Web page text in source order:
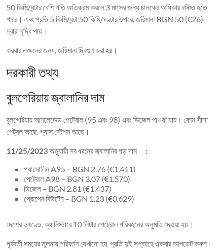
50 কিমি/ঘন্টার বেশি গতি অতিক্রম করলে 3 মাসের জন্য চালকের অধিকার বঞ্চিত হতে
পারে। এবং প্রতি 5 কিমি/ঘন্টা 50 কিমি/ঘণ্টার উপরে, জরিমানা BGN 50 (€26)
দ্বারা বৃদ্ধি পায়।
বারবার লঙ্ঘনের জন্য, জরিমানা দ্বিগুণ করা হয়।
দরকারী তথ্য
বুলগেরিয়ায় জ্বালানির দাম
বুলগেরিয়ায় আনলেডেড পেট্রোল (95 এবং 98) এবং ডিজেল পাওয়া যায়। কোন সীসা
পেট্রল আছে. গ্যাস স্টেশন আছে।
11/25/2023অনুযায়ী সব ধরনের জ্বালানির গড় দাম :
গ্যাসোলিন A95 – BGN 2.76 (€1,411)
পেট্রোল A98 – BGN 3.07 (€1.570)
ডিজেল – BGN 2.81 (€1,437)
প্রোপেন বিউটেন – BGN 1.23 (€0.629)
দেশের ভূখণ্ডে, ক্যানিস্টারে 10 লিটার পেট্রোল পরিবহনের অনুমতি দেওয়া হয়।
পূর্ববর্তী সময়ের তুলনায় পরিবর্তন দেখানো হয়. প্রতি দুই সপ্তাহে একবার আপডেট করুন।